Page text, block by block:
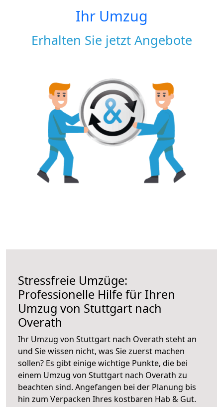
Ihr Umzug
Erhalten Sie jetzt Angebote
Stressfreie Umzüge:
Professionelle Hilfe für Ihren
Umzug von Stuttgart nach
Overath
Ihr Umzug von Stuttgart nach Overath steht an
und Sie wissen nicht, was Sie zuerst machen
sollen? Es gibt einige wichtige Punkte, die bei
einem Umzug von Stuttgart nach Overath zu
beachten sind. Angefangen bei der Planung bis
hin zum Verpacken Ihres kostbaren Hab & Gut.